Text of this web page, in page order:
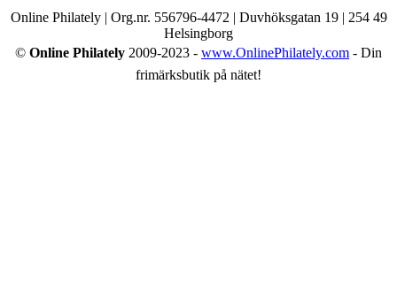
Online Philately | Org.nr. 556796-4472 | Duvhöksgatan 19 | 254 49
Helsingborg
© Online Philately 2009-2023 - www.OnlinePhilately.com - Din
frimärksbutik på nätet!